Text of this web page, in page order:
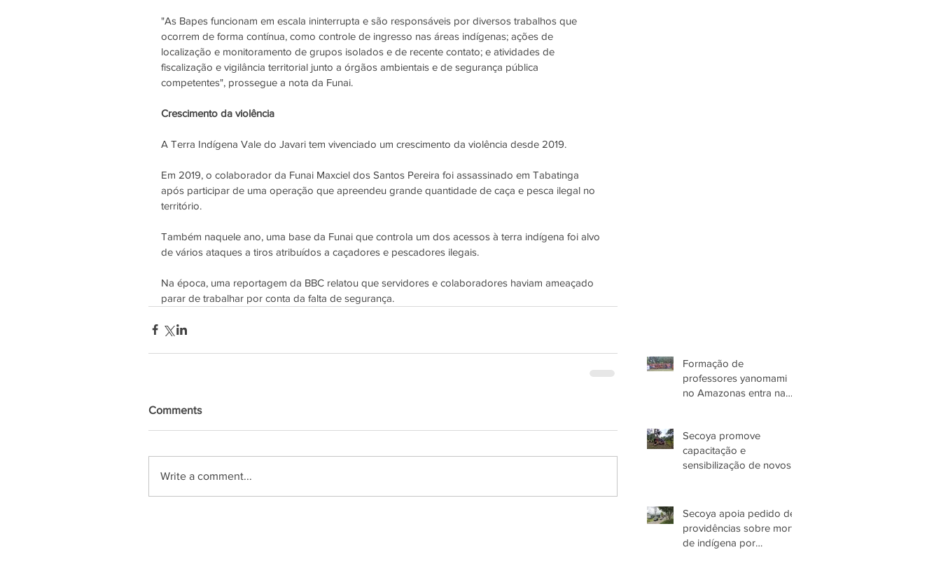
"As Bapes funcionam em escala ininterrupta e são responsáveis por diversos trabalhos que
ocorrem de forma contínua, como controle de ingresso nas áreas indígenas; ações de
localização e monitoramento de grupos isolados e de recente contato; e atividades de
fiscalização e vigilância territorial junto a órgãos ambientais e de segurança pública
competentes", prossegue a nota da Funai.
Crescimento da violência
A Terra Indígena Vale do Javari tem vivenciado um crescimento da violência desde 2019.
Em 2019, o colaborador da Funai Maxciel dos Santos Pereira foi assassinado em Tabatinga
após participar de uma operação que apreendeu grande quantidade de caça e pesca ilegal no
território.
Também naquele ano, uma base da Funai que controla um dos acessos à terra indígena foi alvo
de vários ataques a tiros atribuídos a caçadores e pescadores ilegais.
Na época, uma reportagem da BBC relatou que servidores e colaboradores haviam ameaçado
parar de trabalhar por conta da falta de segurança.
Comments
Write a comment...
Formação de
professores yanomami
no Amazonas entra na
Secoya promove
capacitação e
sensibilização de novos
Secoya apoia pedido de
providências sobre morte
de indígena por